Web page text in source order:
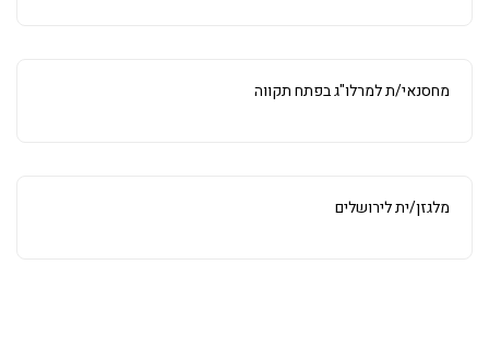
מחסנאי/ת למרלו"ג בפתח תקווה
מלגזן/ית לירושלים